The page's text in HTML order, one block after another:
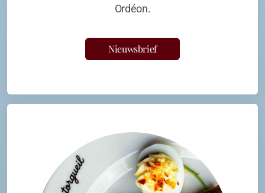
Ordéon.
Nieuwsbrief